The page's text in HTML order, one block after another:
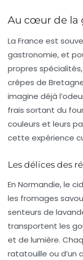
Au cœur de la
La France est
gastronomie, et
propres
crêpes de
imagine déjà
frais sortant du
couleurs et leurs
cette expérience
Les délices des
En Normandie, le
les fromages
senteurs de
transportent les
et de lumière.
ratatouille ou d’un